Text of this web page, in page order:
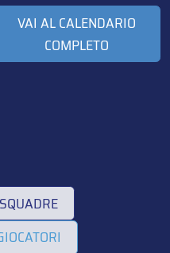
VAI AL CALENDARIO
COMPLETO